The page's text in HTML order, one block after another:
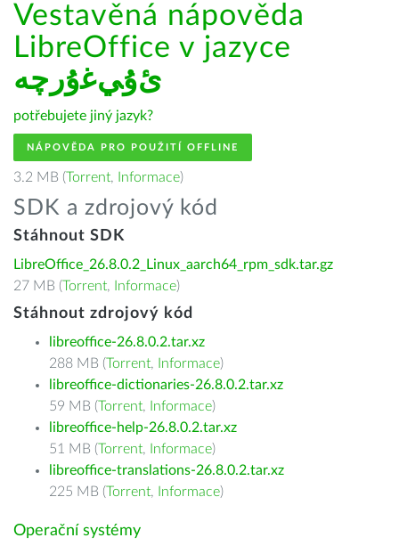
Vestavěná nápověda
LibreOffice v jazyce
ﺉۇﻲﻏۇﺭچە
potřebujete jiný jazyk?
NÁPOVĚDA PRO POUŽITÍ OFFLINE
3.2 MB (Torrent, Informace)
SDK a zdrojový kód
Stáhnout SDK
LibreOffice_26.8.0.2_Linux_aarch64_rpm_sdk.tar.gz
27 MB (Torrent, Informace)
Stáhnout zdrojový kód
libreoffice-26.8.0.2.tar.xz
288 MB (Torrent, Informace)
libreoffice-dictionaries-26.8.0.2.tar.xz
59 MB (Torrent, Informace)
libreoffice-help-26.8.0.2.tar.xz
51 MB (Torrent, Informace)
libreoffice-translations-26.8.0.2.tar.xz
225 MB (Torrent, Informace)
Operační systémy